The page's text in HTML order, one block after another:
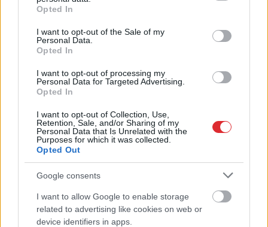
grant or deny consent to Google and its third-party tags to
use your data for below specified purposes in below Google
consent section.
Opted In
I want to opt-out of the Sale of my
Personal Data.
Opted In
I want to opt-out of processing my
Personal Data for Targeted Advertising.
Opted In
I want to opt-out of Collection, Use,
Retention, Sale, and/or Sharing of my
Personal Data that Is Unrelated with the
Purposes for which it was collected.
Opted Out
Google consents
I want to allow Google to enable storage
related to advertising like cookies on web or
device identifiers in apps.
peldēt uz vietas…
Sieviete atpūtā Pierīgas
ezerā piedzīvojusi, cik
briesmīgas sekas var
būt makšķernieku
neuzmanībai
akcentu mājoklim?
līdz 10 eiro
Atcelt Ziņot